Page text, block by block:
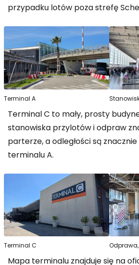
przypadku lotów poza strefę
Terminal A
Terminal C to mały, prosty
stanowiska przylotów i odpraw
parterze, a odległości są
terminalu A.
Terminal C
Mapa terminalu znajduje się na